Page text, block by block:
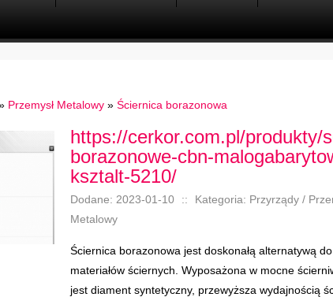
Przemysł Metalowy» Ściernica borazonowa
https://cerkor.com.pl/produkty/
borazonowe-cbn-
ksztalt-5210/
Dodane: 2023-01-10 ::
Kategoria: Przyrządy /
Metalowy
Ściernica borazonowa jest doskonałą alternatywą
materiałów ściernych. Wyposażona w mocne
jest diament syntetyczny, przewyższa wydajnością